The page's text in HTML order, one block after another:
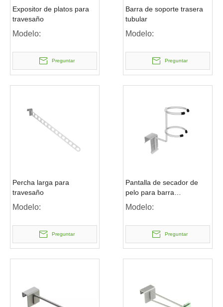
Expositor de platos para
travesaño
Modelo:
Preguntar
Barra de soporte trasera
tubular
Modelo:
Preguntar
Percha larga para
travesaño
Modelo:
Preguntar
Pantalla de secador de
pelo para barra
transversal
Modelo:
Preguntar